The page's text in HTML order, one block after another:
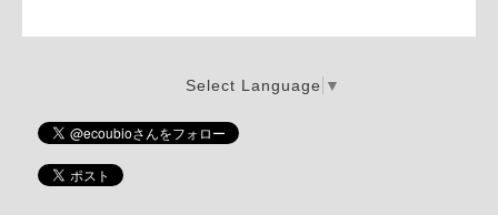
Select Language ▼